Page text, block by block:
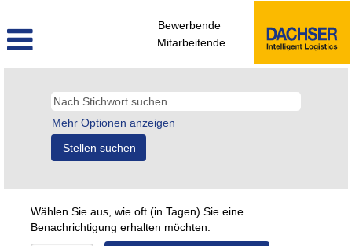
Bewerbende
Mitarbeitende
Mehr Optionen anzeigen
Wählen Sie aus, wie oft (in Tagen) Sie eine
Benachrichtigung erhalten möchten: